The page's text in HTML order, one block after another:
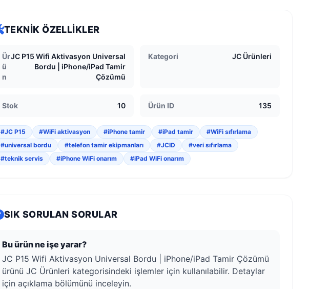
TEKNIK ÖZELLIKLER
Ür
ü
n
JC P15 Wifi Aktivasyon Universal
Bordu | iPhone/iPad Tamir
Çözümü
Kategori JC Ürünleri
Stok 10 Ürün ID 135
#JC P15 #WiFi aktivasyon #iPhone tamir #iPad tamir
#WiFi sıfırlama
#universal bordu
#telefon tamir ekipmanları #JCID
#veri sıfırlama
#teknik servis
#iPhone WiFi onarım #iPad WiFi onarım
SIK SORULAN SORULAR
Bu ürün ne işe yarar?
JC P15 Wifi Aktivasyon Universal Bordu | iPhone/iPad Tamir Çözümü
ürünü JC Ürünleri kategorisindeki işlemler için kullanılabilir. Detaylar
için açıklama bölümünü inceleyin.